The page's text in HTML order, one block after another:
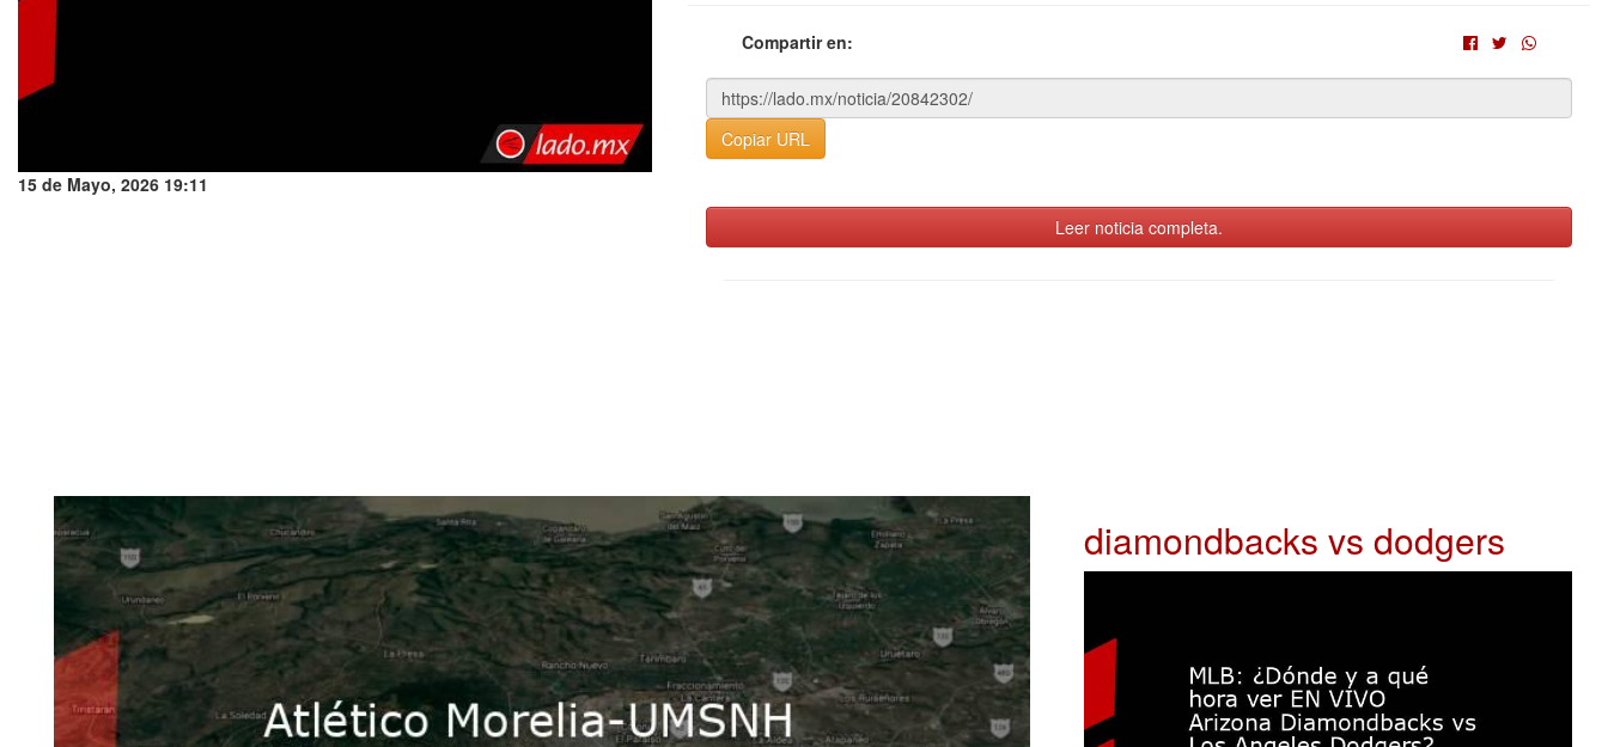
15 de Mayo, 2026 19:11
Compartir en:
Copiar URL
Leer noticia completa.
diamondbacks vs dodgers